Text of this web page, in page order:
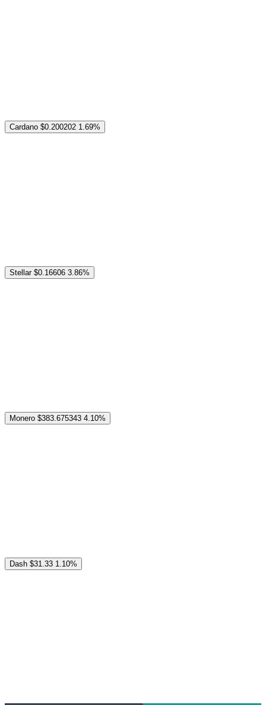
Cardano $0.200202 1.69%
Stellar $0.16606 3.86%
Monero $383.675343 4.10%
Dash $31.33 1.10%